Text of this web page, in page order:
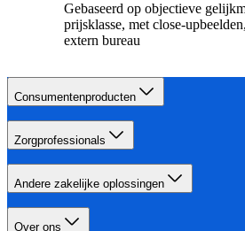
Gebaseerd op objectieve
prijsklasse, met close-
extern bureau
Consumentenproducten
Zorgprofessionals
Andere zakelijke oplossingen
Over ons